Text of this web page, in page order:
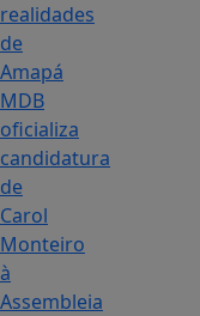
realidades
de
Amapá
MDB
oficializa
candidatura
de
Carol
Monteiro
à
Assembleia